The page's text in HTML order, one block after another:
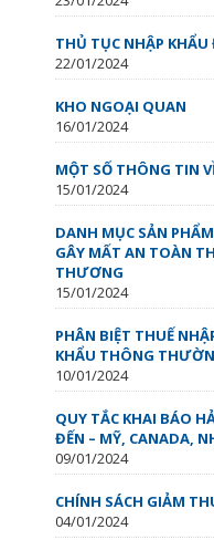
THỦ TỤC NHẬP KHẨU
22/01/2024
KHO NGOẠI QUAN
16/01/2024
MỘT SỐ THÔNG TIN
15/01/2024
DANH MỤC SẢN
GÂY MẤT AN TOÀN
THƯƠNG
15/01/2024
PHÂN BIỆT THUẾ
KHẨU THÔNG
10/01/2024
QUY TẮC KHAI BÁO
ĐẾN – MỸ, CANADA,
09/01/2024
CHÍNH SÁCH GIẢM
04/01/2024